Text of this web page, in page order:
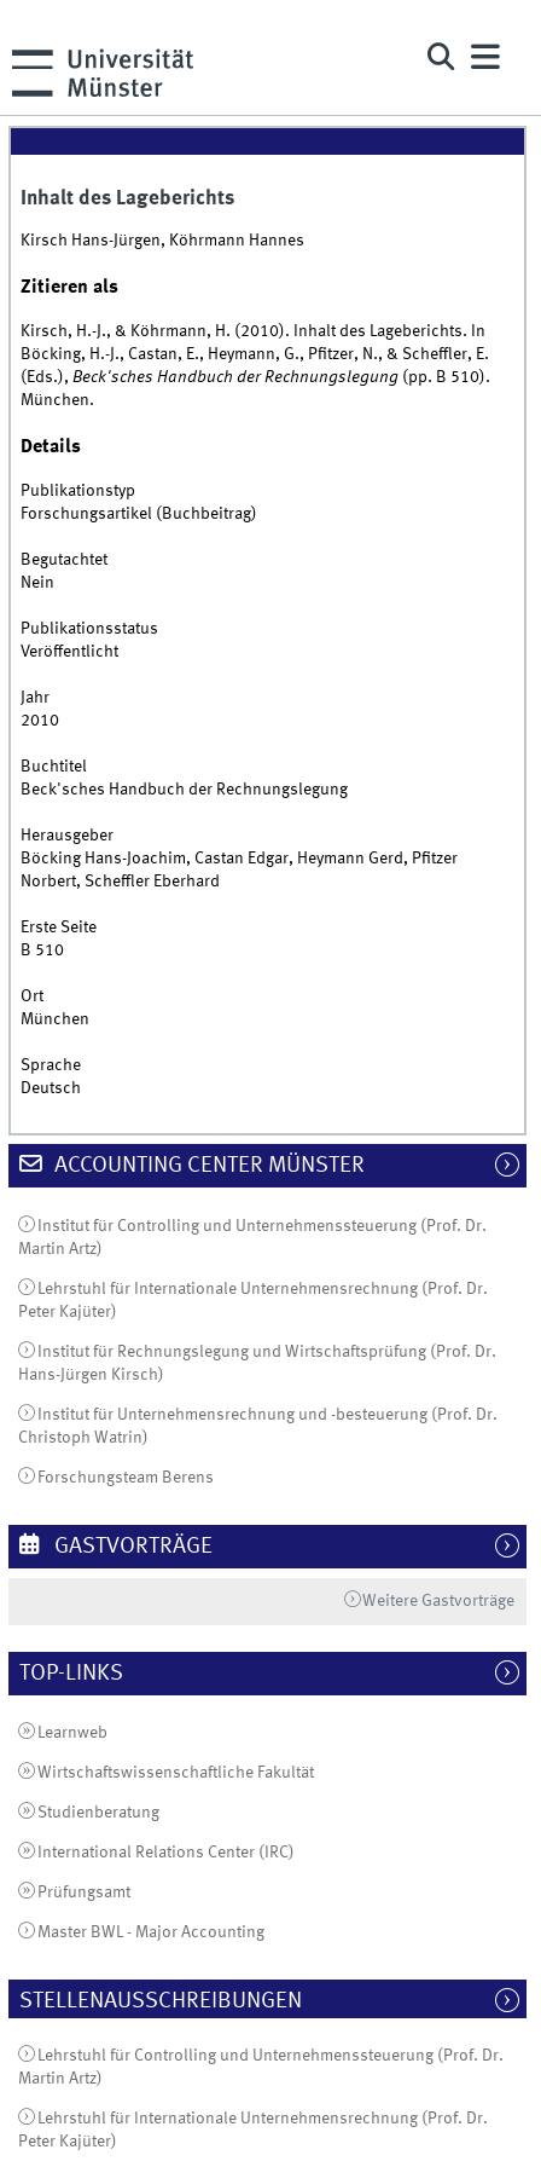
Inhalt des Lageberichts
Kirsch Hans-Jürgen, Köhrmann Hannes
Zitieren als
Kirsch, H.-J., & Köhrmann, H. (2010). Inhalt des Lageberichts. In
Böcking, H.-J., Castan, E., Heymann, G., Pfitzer, N., & Scheffler, E.
(Eds.),Beck'sches Handbuch der Rechnungslegung (pp. B 510).
München.
Details
Publikationstyp
Forschungsartikel (Buchbeitrag)
Begutachtet
Nein
Publikationsstatus
Veröffentlicht
Jahr
2010
Buchtitel
Beck'sches Handbuch der Rechnungslegung
Herausgeber
Böcking Hans-Joachim, Castan Edgar, Heymann Gerd, Pfitzer
Norbert, Scheffler Eberhard
Erste Seite
B 510
Ort
München
Sprache
Deutsch
ACCOUNTING CENTER MÜNSTER
Institut für Controlling und Unternehmenssteuerung (Prof. Dr.
Martin Artz)
Lehrstuhl für Internationale Unternehmensrechnung (Prof. Dr.
Peter Kajüter)
Institut für Rechnungslegung und Wirtschaftsprüfung (Prof. Dr.
Hans-Jürgen Kirsch)
Institut für Unternehmensrechnung und -besteuerung (Prof. Dr.
Christoph Watrin)
Forschungsteam Berens
GASTVORTRÄGE
Weitere Gastvorträge
TOP-LINKS
Learnweb
Wirtschaftswissenschaftliche Fakultät
Studienberatung
International Relations Center (IRC)
Prüfungsamt
Master BWL - Major Accounting
STELLENAUSSCHREIBUNGEN
Lehrstuhl für Controlling und Unternehmenssteuerung (Prof. Dr.
Martin Artz)
Lehrstuhl für Internationale Unternehmensrechnung (Prof. Dr.
Peter Kajüter)